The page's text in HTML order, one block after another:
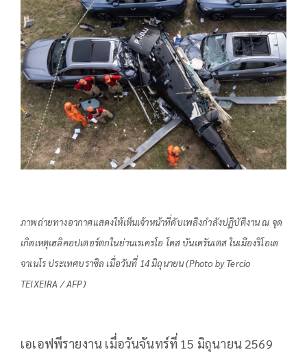
ภาพถ่ายทางอากาศแสดงให้เห็นเจ้าหน้าที่ดับเพลิงกำลังปฏิบัติงาน ณ จุด
เกิดเหตุเฮลิคอปเตอร์ตกในย่านเรเครโอ โดส บันเดรันเตส ในเมืองริโอเด
จาเนโร ประเทศบราซิล เมื่อวันที่ 14 มิถุนายน (Photo by Tercio
TEIXEIRA / AFP)
เอเอฟพีรายงาน เมื่อวันจันทร์ที่ 15 มิถุนายน 2569